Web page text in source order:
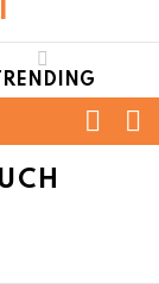
TRENDING